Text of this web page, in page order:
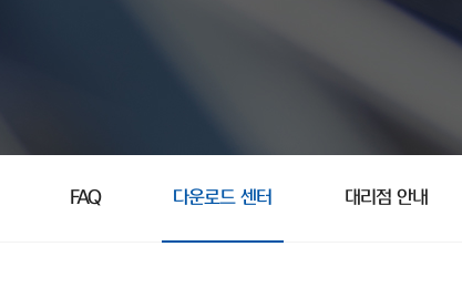
FAQ 다운로드 센터 대리점 안내